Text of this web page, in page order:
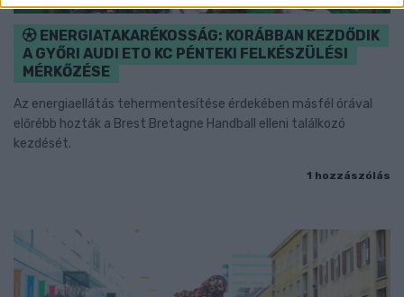
ENERGIATAKARÉKOSSÁG: KORÁBBAN KEZDŐDIK
A GYŐRI AUDI ETO KC PÉNTEKI FELKÉSZÜLÉSI
MÉRKŐZÉSE
Az energiaellátás tehermentesítése érdekében másfél órával
előrébb hozták a Brest Bretagne Handball elleni találkozó
kezdését.
1 hozzászólás